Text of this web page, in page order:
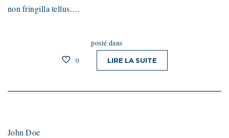
non fringilla tellus.…
posté dans
0 LIRE LA SUITE
John Doe